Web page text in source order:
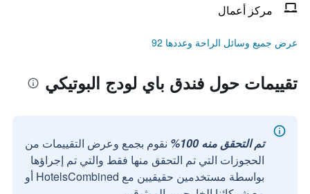
مركز أعمال
عرض جميع وسائل الراحة وعددها 92
تقييمات حول فندق باي لودج البوتيكي
تم التحقق منه 100%
نقوم بجمع وعرض التقييمات من
الحجوزات التي تم التحقق منها فقط والتي تم إجراؤها
بواسطة مستخدمين حقيقيين مع HotelsCombined أو